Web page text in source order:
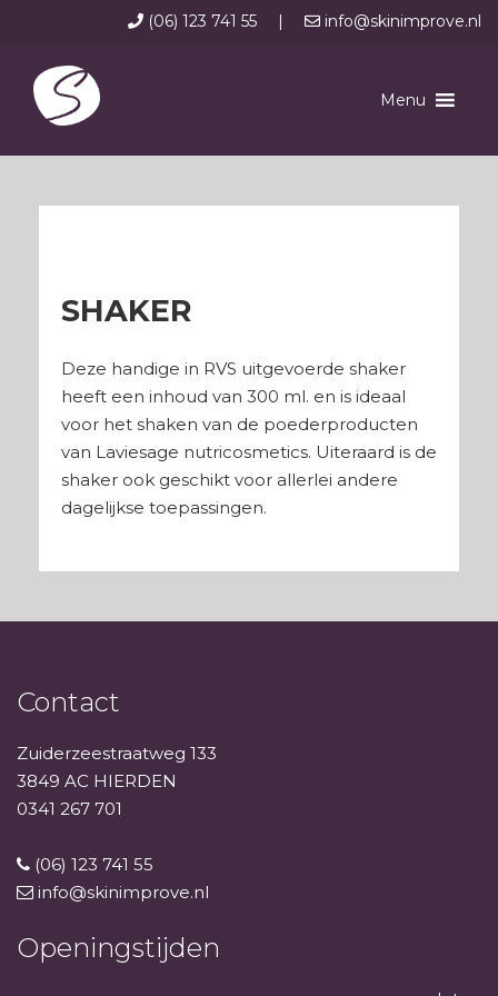
(06) 123 741 55 | info@skinimprove.nl
Menu
SHAKER
Deze handige in RVS uitgevoerde shaker
heeft een inhoud van 300 ml. en is ideaal
voor het shaken van de poederproducten
van Laviesage nutricosmetics. Uiteraard is de
shaker ook geschikt voor allerlei andere
dagelijkse toepassingen.
Contact
Zuiderzeestraatweg 133
3849 AC HIERDEN
0341 267 701
(06) 123 741 55
info@skinimprove.nl
Openingstijden